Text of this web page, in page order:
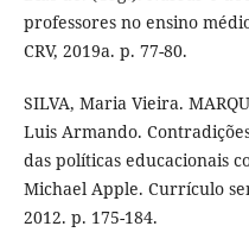
professores no ensino
CRV, 2019a. p. 77-80.
SILVA, Maria Vieira.
Luis Armando.
das políticas educacionais
Michael Apple. Currículo
2012. p. 175-184.